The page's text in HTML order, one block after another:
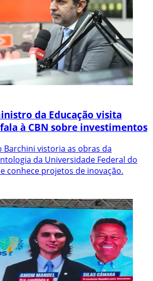
da Educação visita
à CBN sobre investimentos
vistoria as obras da
da Universidade Federal do
conhece projetos de inovação.